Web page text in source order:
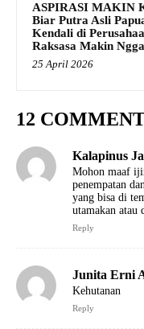
ASPIRASI MAKIN
Biar Putra Asli
Kendali di
Raksasa Makin
25 April 2026
12
Kalapinus
Mohon maaf
penempatan
yang bisa di
utamakan
Reply
Junita Erni
Kehutanan
Reply